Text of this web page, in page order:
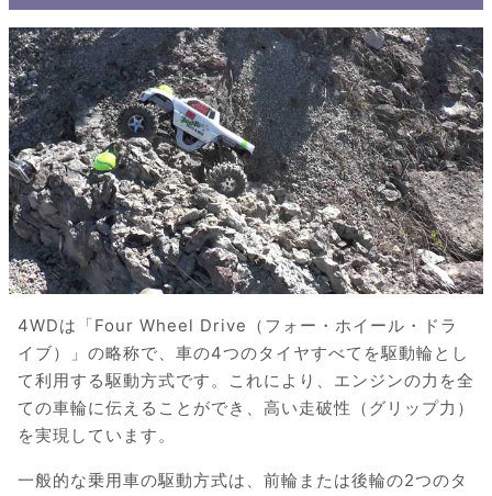
4WDは「Four Wheel Drive（フォー・ホイール・ドラ
イブ）」の略称で、車の4つのタイヤすべてを駆動輪とし
て利用する駆動方式です。これにより、エンジンの力を全
ての車輪に伝えることができ、高い走破性（グリップ力）
を実現しています。
一般的な乗用車の駆動方式は、前輪または後輪の2つのタ